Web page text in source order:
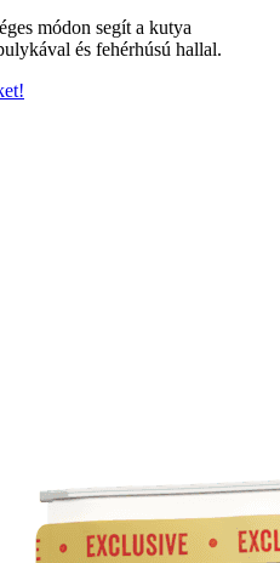
módon segít a kutya
és fehérhúsú hallal.